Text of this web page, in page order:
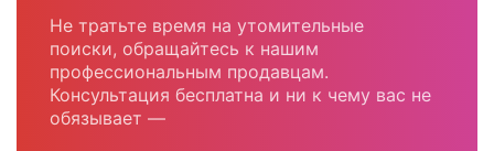
Не тратьте время на утомительные
поиски, обращайтесь к нашим
профессиональным продавцам.
Консультация бесплатна и ни к чему вас не
обязывает —